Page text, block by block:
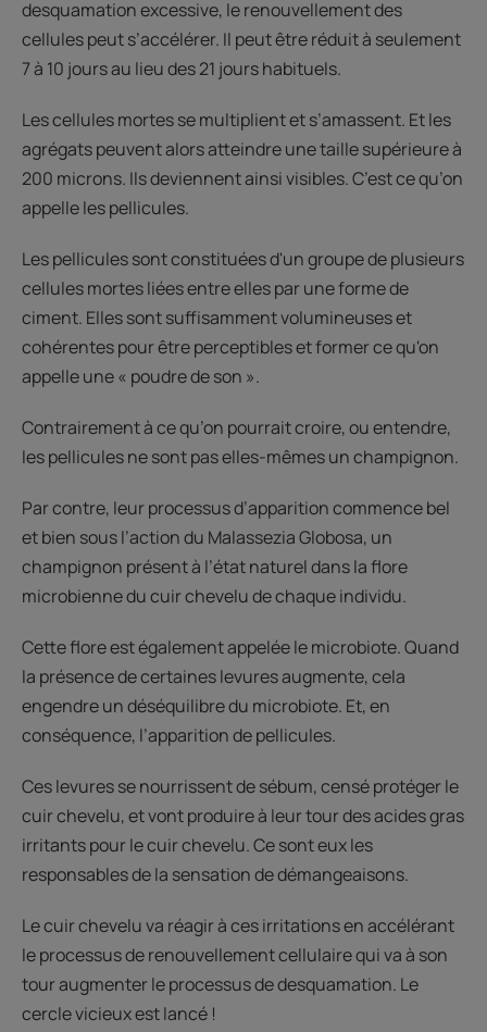
desquamation excessive, le renouvellement des
cellules peut s’accélérer. Il peut être réduit à seulement
7 à 10 jours au lieu des 21 jours habituels.
Les cellules mortes se multiplient et s’amassent. Et les
agrégats peuvent alors atteindre une taille supérieure à
200 microns. Ils deviennent ainsi visibles. C’est ce qu’on
appelle les pellicules.
Les pellicules sont constituées d'un groupe de plusieurs
cellules mortes liées entre elles par une forme de
ciment. Elles sont suffisamment volumineuses et
cohérentes pour être perceptibles et former ce qu'on
appelle une « poudre de son ».
Contrairement à ce qu’on pourrait croire, ou entendre,
les pellicules ne sont pas elles-mêmes un champignon.
Par contre, leur processus d’apparition commence bel
et bien sous l’action du Malassezia Globosa, un
champignon présent à l’état naturel dans la flore
microbienne du cuir chevelu de chaque individu.
Cette flore est également appelée le microbiote. Quand
la présence de certaines levures augmente, cela
engendre un déséquilibre du microbiote. Et, en
conséquence, l’apparition de pellicules.
Ces levures se nourrissent de sébum, censé protéger le
cuir chevelu, et vont produire à leur tour des acides gras
irritants pour le cuir chevelu. Ce sont eux les
responsables de la sensation de démangeaisons.
Le cuir chevelu va réagir à ces irritations en accélérant
le processus de renouvellement cellulaire qui va à son
tour augmenter le processus de desquamation. Le
cercle vicieux est lancé !